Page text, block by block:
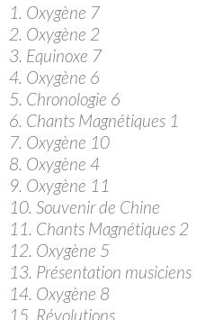
1. Oxygène 7
2. Oxygène 2
3. Equinoxe 7
4. Oxygène 6
5. Chronologie 6
6. Chants Magnétiques 1
7. Oxygène 10
8. Oxygène 4
9. Oxygène 11
10. Souvenir de Chine
11. Chants Magnétiques 2
12. Oxygène 5
13. Présentation musiciens
14. Oxygène 8
15. Révolutions